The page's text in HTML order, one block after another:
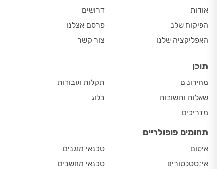
אודות
הפיקוח שלנו
האפליקציה שלנו
דרושים
פרסם אצלנו
צור קשר
תוכן
מחירונים
שאלות ותשובות
מדריכים
תקלות ועבודות
בלוג
תחומים פופולריים
איטום
אינסטלטורים
טכנאי מזגנים
טכנאי מחשבים